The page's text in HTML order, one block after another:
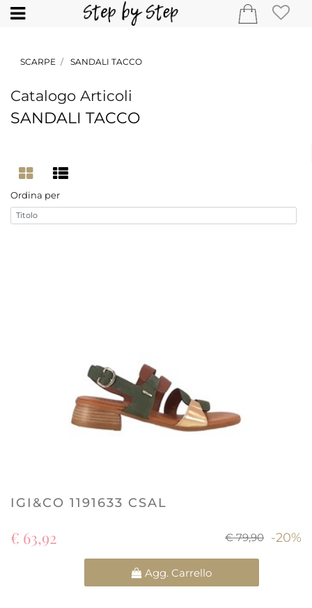
Open
SCARPE SANDALI TACCO
Catalogo Articoli
SANDALI TACCO
Ordina per
IGI&CO 1191633 CSAL
€ 79,90 -20%
€ 63,92
Agg. Carrello